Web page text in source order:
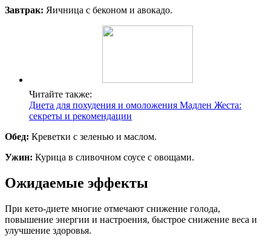
Завтрак: Яичница с беконом и авокадо.
Читайте также:
Диета для похудения и омоложения Мадлен Жеста:
секреты и рекомендации
Обед: Креветки с зеленью и маслом.
Ужин: Курица в сливочном соусе с овощами.
Ожидаемые эффекты
При кето-диете многие отмечают снижение голода,
повышение энергии и настроения, быстрое снижение веса и
улучшение здоровья.